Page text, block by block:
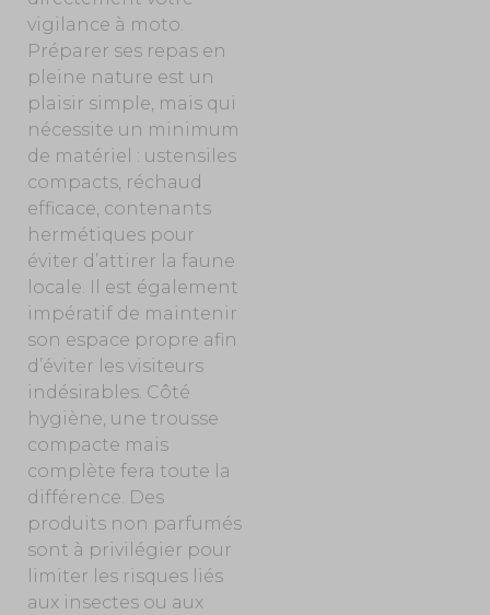
vigilance à moto.
Préparer ses repas en
pleine nature est un
plaisir simple, mais qui
nécessite un minimum
de matériel : ustensiles
compacts, réchaud
efficace, contenants
hermétiques pour
éviter d’attirer la faune
locale. Il est également
impératif de maintenir
son espace propre afin
d’éviter les visiteurs
indésirables. Côté
hygiène, une trousse
compacte mais
complète fera toute la
différence. Des
produits non parfumés
sont à privilégier pour
limiter les risques liés
aux insectes ou aux